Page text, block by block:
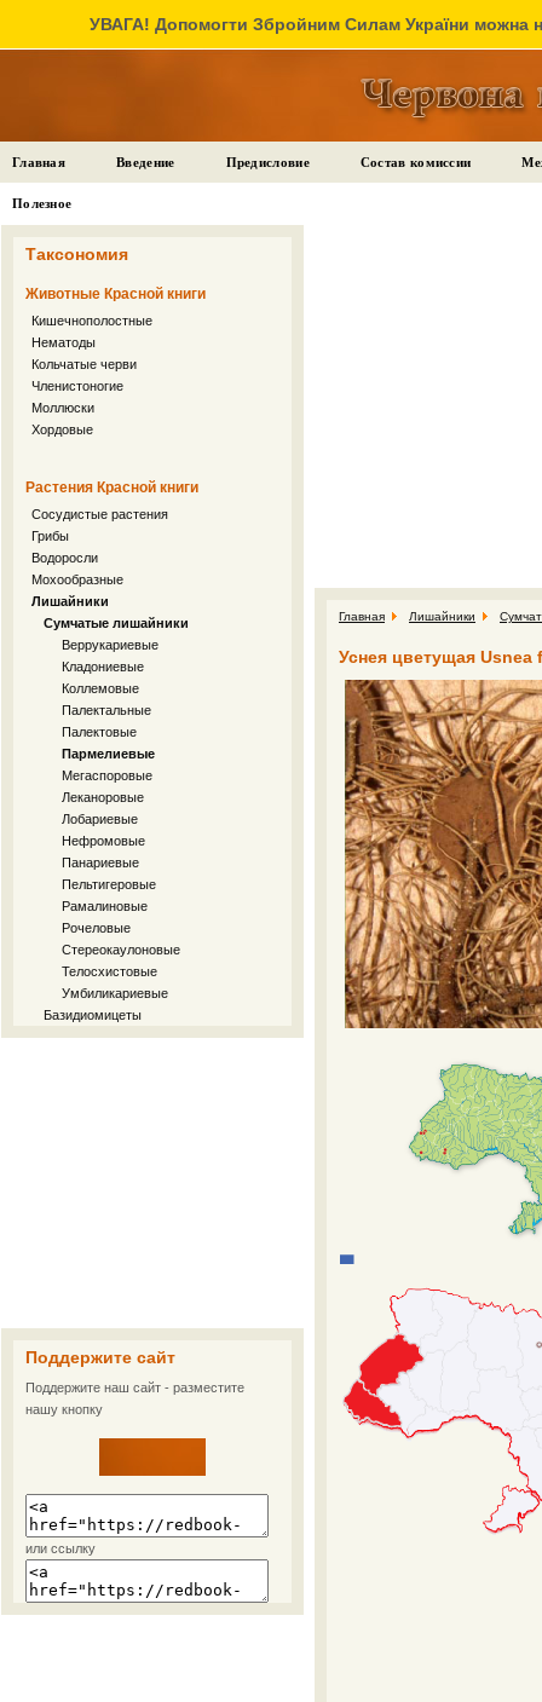
УВАГА! Допомогти Збройним Силам України можна
Главная Введение Предисловие Состав комиссии
Полезное
Таксономия
Животные Красной книги
Кишечнополостные
Нематоды
Кольчатые черви
Членистоногие
Моллюски
Хордовые
Растения Красной книги
Сосудистые растения
Грибы
Водоросли
Мохообразные
Лишайники
Сумчатые лишайники
Веррукариевые
Кладониевые
Коллемовые
Палектальные
Палектовые
Пармелиевые
Мегаспоровые
Леканоровые
Лобариевые
Нефромовые
Панариевые
Пельтигеровые
Рамалиновые
Рочеловые
Стереокаулоновые
Телосхистовые
Умбиликариевые
Базидиомицеты
Поддержите сайт
Поддержите наш сайт - разместите
нашу кнопку
или ссылку
Главная Лишайники
Уснея цветущая